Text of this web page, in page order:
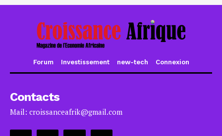
Forum Investissement new-tech Connexion
Contacts
Mail: croissanceafrik@gmail.com